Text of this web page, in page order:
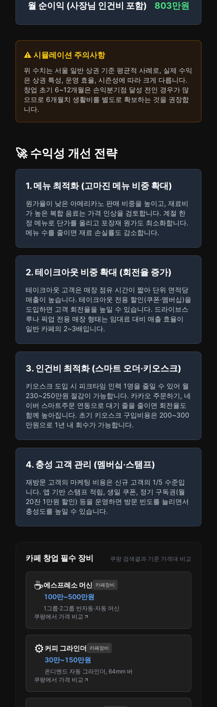
월 순이익 (사장님 인건비 포함) 803만원
⚠️ 시뮬레이션 주의사항
위 수치는 서울 일반 상권 기준 평균적 사례로, 실제 수익
은 상권 특성, 운영 효율, 시즌성에 따라 크게 다릅니다.
창업 초기 6~12개월은 손익분기점 달성 전인 경우가 많
으므로 6개월치 생활비를 별도로 확보하는 것을 권장합
니다.
🚀 수익성 개선 전략
1. 메뉴 최적화 (고마진 메뉴 비중 확대)
원가율이 낮은 아메리카노 판매 비중을 높이고, 재료비
가 높은 복합 음료는 가격 인상을 검토합니다. 계절 한
정 메뉴로 단가를 올리고 포장재 원가도 최소화합니다.
메뉴 수를 줄이면 재료 손실률도 감소합니다.
2. 테이크아웃 비중 확대 (회전율 증가)
테이크아웃 고객은 매장 점유 시간이 짧아 단위 면적당
매출이 높습니다. 테이크아웃 전용 할인(쿠폰·멤버십)을
도입하면 고객 회전율을 높일 수 있습니다. 드라이브스
루나 픽업 전용 매장 형태는 임대료 대비 매출 효율이
일반 카페의 2~3배입니다.
3. 인건비 최적화 (스마트 오더·키오스크)
키오스크 도입 시 피크타임 인력 1명을 줄일 수 있어 월
230~250만원 절감이 가능합니다. 카카오 주문하기, 네
이버 스마트주문 연동으로 대기 줄을 줄이면 회전율도
함께 높아집니다. 초기 키오스크 구입비용은 200~300
만원으로 1년 내 회수가 가능합니다.
4. 충성 고객 관리 (멤버십·스탬프)
재방문 고객의 마케팅 비용은 신규 고객의 1/5 수준입
니다. 앱 기반 스탬프 적립, 생일 쿠폰, 정기 구독권(월
20잔 1만원 할인) 등을 운영하면 방문 빈도를 늘리면서
충성도를 높일 수 있습니다.
카페 창업 필수 장비 쿠팡 검색결과 기준 가격대 비교
☕에스프레소 머신 카페장비
100만~500만원
1그룹·2그룹 반자동·자동 머신
쿠팡에서 가격 비교
⚙️커피 그라인더 카페장비
30만~150만원
온디멘드 자동 그라인더, 64mm 버
쿠팡에서 가격 비교